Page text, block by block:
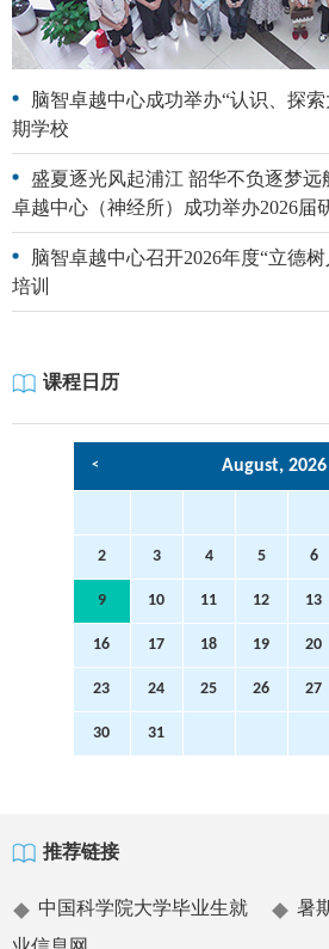
脑智卓越中心成功举办“认识、探
期学校
盛夏逐光风起浦江 韶华不负逐梦
卓越中心（神经所）成功举办2026届
脑智卓越中心召开2026年度“立德
培训
课程日历
< ,
2 3 4 5 6
9 10 11 12 13
16 17 18 19 20
23 24 25 26 27
30 31
推荐链接
中国科学院大学毕业生就
暑